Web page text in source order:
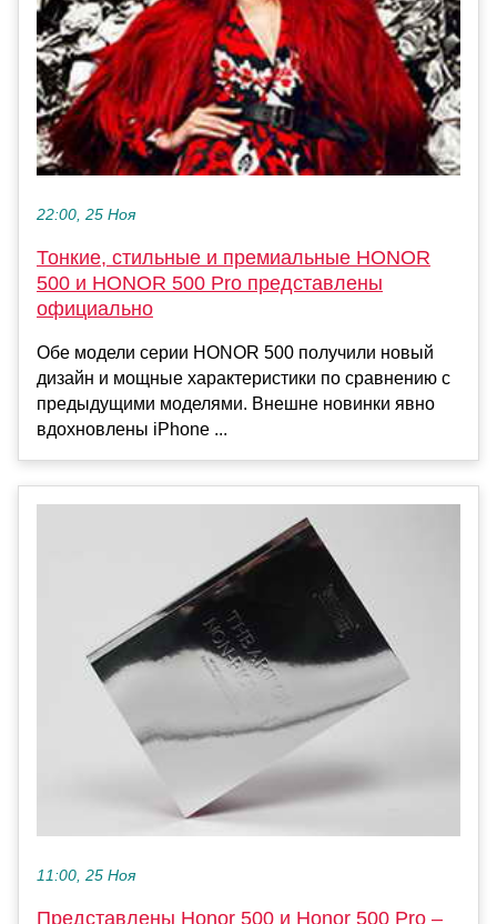
22:00, 25 Ноя
Тонкие, стильные и премиальные HONOR
500 и HONOR 500 Pro представлены
официально
Обе модели серии HONOR 500 получили новый
дизайн и мощные характеристики по сравнению с
предыдущими моделями. Внешне новинки явно
вдохновлены iPhone ...
11:00, 25 Ноя
Представлены Honor 500 и Honor 500 Pro –